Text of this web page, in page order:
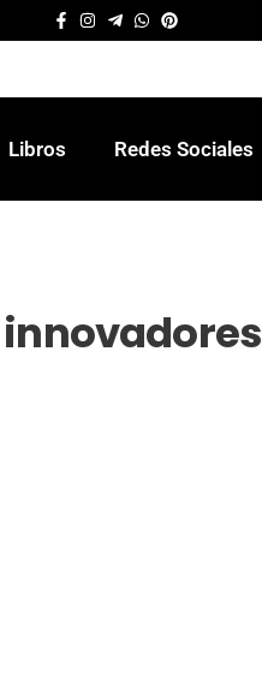
Libros Redes Sociales